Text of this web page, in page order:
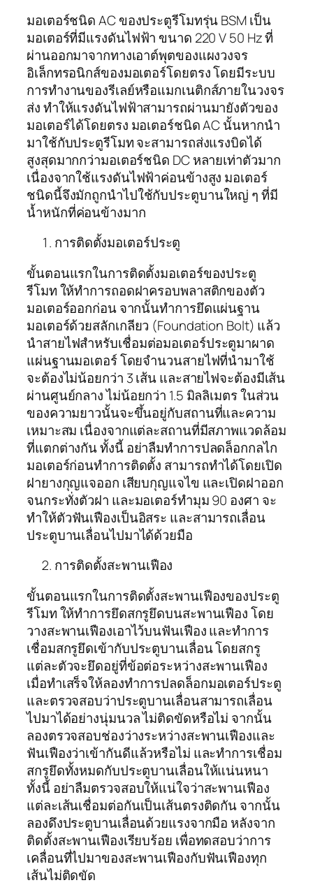
มอเตอร์ชนิด AC ของประตูรีโมทรุ่น BSM เป็น
มอเตอร์ที่มีแรงดันไฟฟ้า ขนาด 220 V 50 Hz ที่
ผ่านออกมาจากทางเอาต์พุตของแผงวงจร
อิเล็กทรอนิกส์ของมอเตอร์โดยตรง โดยมีระบบ
การทำงานของรีเลย์หรือแมกเนติกส์ภายในวงจร
ส่ง ทำให้แรงดันไฟฟ้าสามารถผ่านมายังตัวของ
มอเตอร์ได้โดยตรง มอเตอร์ชนิด AC นั้นหากนำ
มาใช้กับประตูรีโมท จะสามารถส่งแรงบิดได้
สูงสุดมากกว่ามอเตอร์ชนิด DC หลายเท่าตัวมาก
เนื่องจากใช้แรงดันไฟฟ้าค่อนข้างสูง มอเตอร์
ชนิดนี้จึงมักถูกนำไปใช้กับประตูบานใหญ่ ๆ ที่มี
น้ำหนักที่ค่อนข้างมาก
การติดตั้งมอเตอร์ประตู
ขั้นตอนแรกในการติดตั้งมอเตอร์ของประตู
รีโมท ให้ทำการถอดฝาครอบพลาสติกของตัว
มอเตอร์ออกก่อน จากนั้นทำการยึดแผ่นฐาน
มอเตอร์ด้วยสลักเกลียว (Foundation Bolt) แล้ว
นำสายไฟสำหรับเชื่อมต่อมอเตอร์ประตูมาผาด
แผ่นฐานมอเตอร์ โดยจำนวนสายไฟที่นำมาใช้
จะต้องไม่น้อยกว่า 3 เส้น และสายไฟจะต้องมีเส้น
ผ่านศูนย์กลาง ไม่น้อยกว่า 1.5 มิลลิเมตร ในส่วน
ของความยาวนั้นจะขึ้นอยู่กับสถานที่และความ
เหมาะสม เนื่องจากแต่ละสถานที่มีสภาพแวดล้อม
ที่แตกต่างกัน ทั้งนี้ อย่าลืมทำการปลดล็อกกลไก
มอเตอร์ก่อนทำการติดตั้ง สามารถทำได้โดยเปิด
ฝายางกุญแจออก เสียบกุญแจไข และเปิดฝาออก
จนกระทั่งตัวฝา และมอเตอร์ทำมุม 90 องศา จะ
ทำให้ตัวฟันเฟืองเป็นอิสระ และสามารถเลื่อน
ประตูบานเลื่อนไปมาได้ด้วยมือ
การติดตั้งสะพานเฟือง
ขั้นตอนแรกในการติดตั้งสะพานเฟืองของประตู
รีโมท ให้ทำการยึดสกรูยึดบนสะพานเฟือง โดย
วางสะพานเฟืองเอาไว้บนฟันเฟือง และทำการ
เชื่อมสกรูยึดเข้ากับประตูบานเลื่อน โดยสกรู
แต่ละตัวจะยึดอยู่ที่ข้อต่อระหว่างสะพานเฟือง
เมื่อทำเสร็จให้ลองทำการปลดล็อกมอเตอร์ประตู
และตรวจสอบว่าประตูบานเลื่อนสามารถเลื่อน
ไปมาได้อย่างนุ่มนวล ไม่ติดขัดหรือไม่ จากนั้น
ลองตรวจสอบช่องว่างระหว่างสะพานเฟืองและ
ฟันเฟืองว่าเข้ากันดีแล้วหรือไม่ และทำการเชื่อม
สกรูยึดทั้งหมดกับประตูบานเลื่อนให้แน่นหนา
ทั้งนี้ อย่าลืมตรวจสอบให้แน่ใจว่าสะพานเฟือง
แต่ละเส้นเชื่อมต่อกันเป็นเส้นตรงติดกัน จากนั้น
ลองดึงประตูบานเลื่อนด้วยแรงจากมือ หลังจาก
ติดตั้งสะพานเฟืองเรียบร้อย เพื่อทดสอบว่าการ
เคลื่อนที่ไปมาของสะพานเฟืองกับฟันเฟืองทุก
เส้นไม่ติดขัด